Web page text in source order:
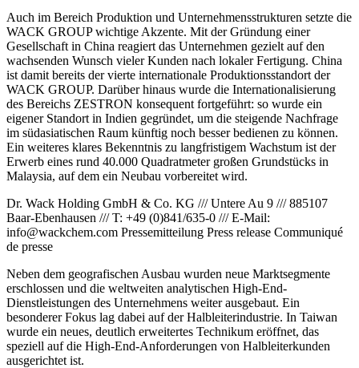
Auch im Bereich Produktion und Unternehmensstrukturen setzte die
WACK GROUP wichtige Akzente. Mit der Gründung einer
Gesellschaft in China reagiert das Unternehmen gezielt auf den
wachsenden Wunsch vieler Kunden nach lokaler Fertigung. China
ist damit bereits der vierte internationale Produktionsstandort der
WACK GROUP. Darüber hinaus wurde die Internationalisierung
des Bereichs ZESTRON konsequent fortgeführt: so wurde ein
eigener Standort in Indien gegründet, um die steigende Nachfrage
im südasiatischen Raum künftig noch besser bedienen zu können.
Ein weiteres klares Bekenntnis zu langfristigem Wachstum ist der
Erwerb eines rund 40.000 Quadratmeter großen Grundstücks in
Malaysia, auf dem ein Neubau vorbereitet wird.
Dr. Wack Holding GmbH & Co. KG /// Untere Au 9 /// 885107
Baar-Ebenhausen /// T: +49 (0)841/635-0 /// E-Mail:
info@wackchem.com Pressemitteilung Press release Communiqué
de presse
Neben dem geografischen Ausbau wurden neue Marktsegmente
erschlossen und die weltweiten analytischen High-End-
Dienstleistungen des Unternehmens weiter ausgebaut. Ein
besonderer Fokus lag dabei auf der Halbleiterindustrie. In Taiwan
wurde ein neues, deutlich erweitertes Technikum eröffnet, das
speziell auf die High-End-Anforderungen von Halbleiterkunden
ausgerichtet ist.